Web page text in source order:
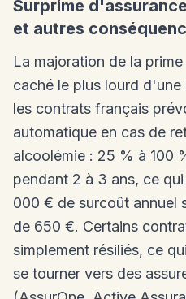
Surprime
et autres
La majoration de la
caché le plus lourd
les contrats français
automatique en cas de
alcoolémie : 25 % à 100
pendant 2 à 3 ans, ce
000 € de surcoût annuel
de 650 €. Certains
simplement résiliés, ce
se tourner vers des